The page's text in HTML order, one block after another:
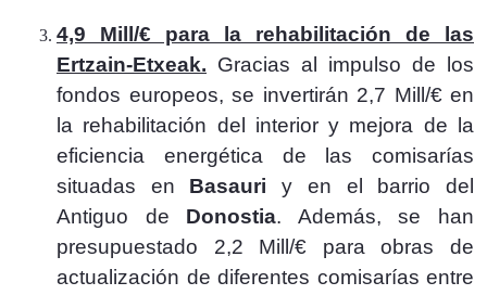
4,9 Mill/€ para la rehabilitación de las
Ertzain-Etxeak. Gracias al impulso de los
fondos europeos, se invertirán 2,7 Mill/€ en
la rehabilitación del interior y mejora de la
eficiencia energética de las comisarías
situadas en Basauri y en el barrio del
Antiguo de Donostia. Además, se han
presupuestado 2,2 Mill/€ para obras de
actualización de diferentes comisarías entre